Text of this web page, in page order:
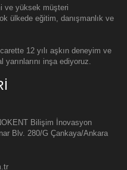
ve yüksek müşteri
ülkede eğitim, danışmanlık ve
12 yılı aşkın deneyim ve
inşa ediyoruz.
Bilişim İnovasyon
Blv. 280/G Çankaya/Ankara